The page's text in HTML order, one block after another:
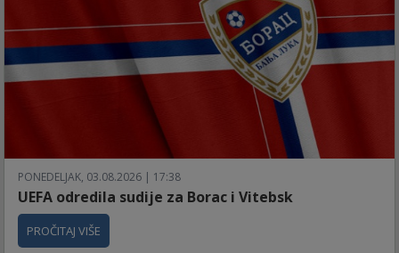
PONEDELJAK, 03.08.2026 | 17:38
UEFA odredila sudije za Borac i Vitebsk
PROČITAJ VIŠE